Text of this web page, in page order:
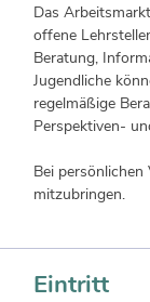
Das
offene
Beratung,
Jugendliche
regelmäßige
Perspektiven-
Bei
mitzubringen.
Eintritt